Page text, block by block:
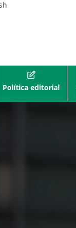
Política editorial